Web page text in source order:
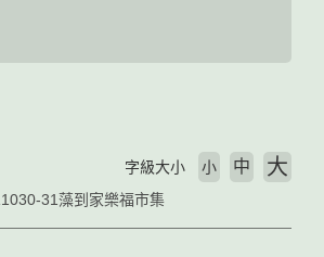
31藻到家樂福市集
字級大小 小 中 大